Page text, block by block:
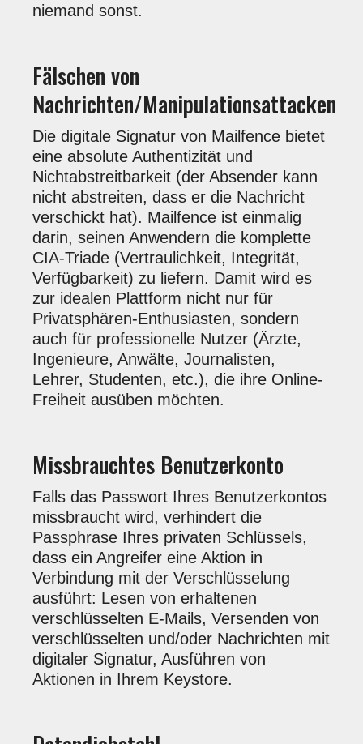
niemand sonst.
Fälschen von
Nachrichten/Manipulationsattacken
Die digitale Signatur von Mailfence bietet
eine absolute Authentizität und
Nichtabstreitbarkeit (der Absender kann
nicht abstreiten, dass er die Nachricht
verschickt hat). Mailfence ist einmalig
darin, seinen Anwendern die komplette
CIA-Triade (Vertraulichkeit, Integrität,
Verfügbarkeit) zu liefern. Damit wird es
zur idealen Plattform nicht nur für
Privatsphären-Enthusiasten, sondern
auch für professionelle Nutzer (Ärzte,
Ingenieure, Anwälte, Journalisten,
Lehrer, Studenten, etc.), die ihre Online-
Freiheit ausüben möchten.
Missbrauchtes Benutzerkonto
Falls das Passwort Ihres Benutzerkontos
missbraucht wird, verhindert die
Passphrase Ihres privaten Schlüssels,
dass ein Angreifer eine Aktion in
Verbindung mit der Verschlüsselung
ausführt: Lesen von erhaltenen
verschlüsselten E-Mails, Versenden von
verschlüsselten und/oder Nachrichten mit
digitaler Signatur, Ausführen von
Aktionen in Ihrem Keystore.